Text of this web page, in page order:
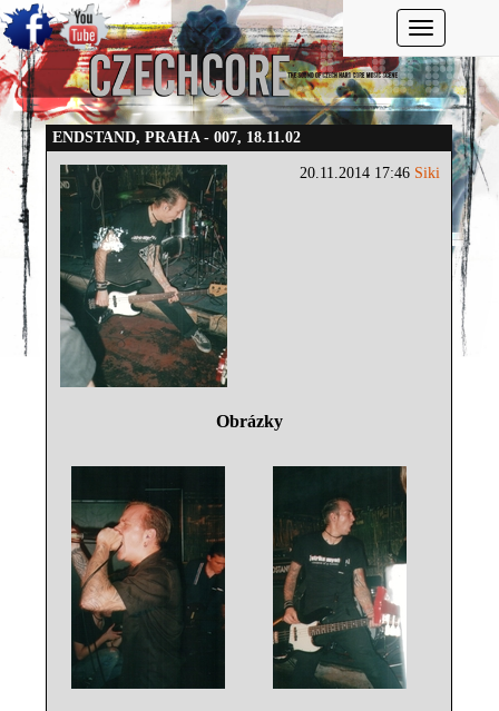
Toggle
ENDSTAND, PRAHA - 007, 18.11.02
20.11.2014 17:46 Siki
Obrázky